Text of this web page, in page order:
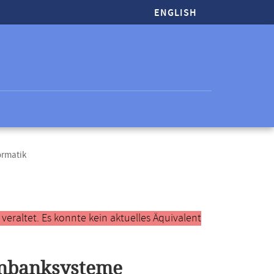
ENGLISH
Es konnte kein aktuelles Äquivalent